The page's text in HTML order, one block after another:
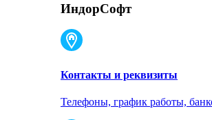
ИндорСофт
Контакты и реквизиты
Телефоны, график работы,